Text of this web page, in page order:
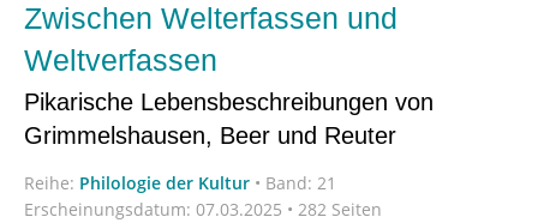
Zwischen Welterfassen und
Weltverfassen
Pikarische Lebensbeschreibungen von
Grimmelshausen, Beer und Reuter
Reihe: Philologie der Kultur • Band: 21
Erscheinungsdatum: 07.03.2025 • 282 Seiten